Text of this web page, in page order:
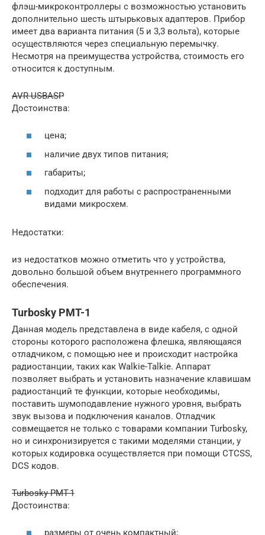
флэш-микроконтроллеры с возможностью установить
дополнительно шесть штырьковых адаптеров. Прибор
имеет два варианта питания (5 и 3,3 вольта), которые
осуществляются через специальную перемычку.
Несмотря на преимущества устройства, стоимость его
относится к доступным.
AVR USBASP
Достоинства:
цена;
наличие двух типов питания;
габариты;
подходит для работы с распространенными
видами микросхем.
Недостатки:
из недостатков можно отметить что у устройства,
довольно большой объем внутреннего программного
обеспечения.
Turbosky PMT-1
Данная модель представлена в виде кабеля, с одной
стороны которого расположена флешка, являющаяся
отладчиком, с помощью нее и происходит настройка
радиостанции, таких как Walkie-Talkie. Аппарат
позволяет выбрать и установить назначение клавишам
радиостанций те функции, которые необходимы,
поставить шумоподавление нужного уровня, выбрать
звук вызова и подключения каналов. Отладчик
совмещается не только с товарами компании Turbosky,
но и синхронизируется с такими моделями станции, у
которых кодировка осуществляется при помощи CTCSS,
DCS кодов.
Turbosky PMT-1
Достоинства:
размеры от очень компактный;